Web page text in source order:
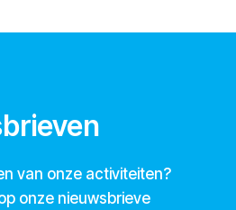
van onze activiteiten?
onze nieuwsbrieve